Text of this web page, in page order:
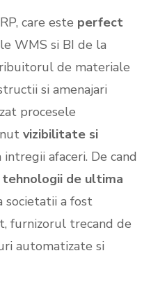
care este perfect
WMS si BI de la
de materiale
si amenajari
procesele
vizibilitate si
afaceri. De cand
tehnologii de ultima
societatii a fost
furnizorul trecand de
automatizate si